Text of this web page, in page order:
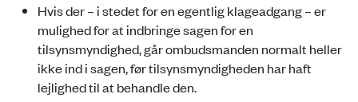
Hvis der – i stedet for en egentlig klageadgang – er
mulighed for at indbringe sagen for en
tilsynsmyndighed, går ombudsmanden normalt heller
ikke ind i sagen, før tilsynsmyndigheden har haft
lejlighed til at behandle den.